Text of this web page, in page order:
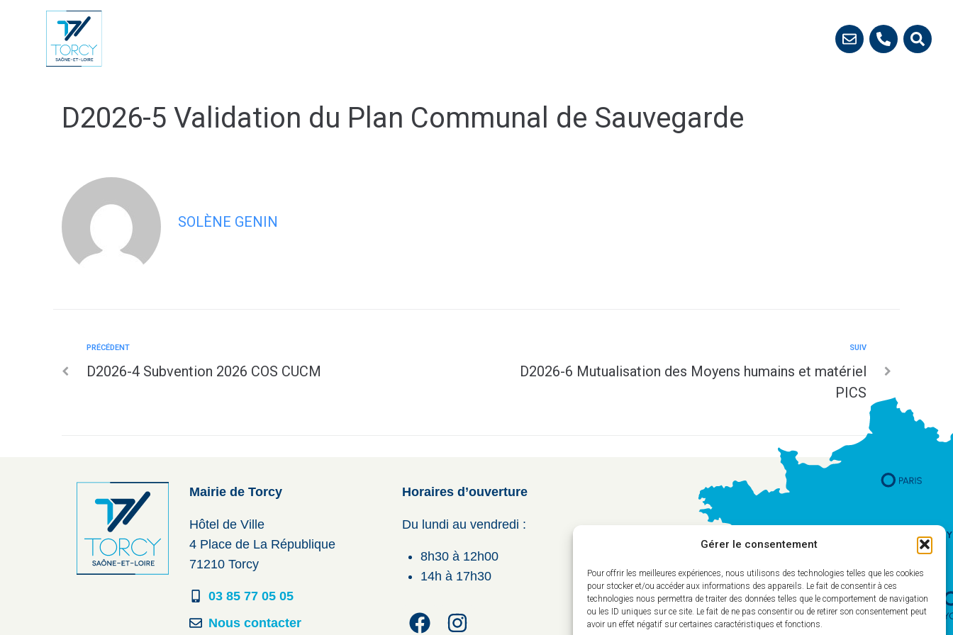
Gérer le consentement
Pour offrir les meilleures expériences, nous utilisons des technologies telles que les cookies
pour stocker et/ou accéder aux informations des appareils. Le fait de consentir à ces
technologies nous permettra de traiter des données telles que le comportement de navigation
ou les ID uniques sur ce site. Le fait de ne pas consentir ou de retirer son consentement peut
avoir un effet négatif sur certaines caractéristiques et fonctions.
D2026-5 Validation du Plan Communal de Sauvegarde
SOLÈNE GENIN
PRÉCÉDENT
D2026-4 Subvention 2026 COS CUCM
SUIV
D2026-6 Mutualisation des Moyens humains et matériel
PICS
Mairie de Torcy
Hôtel de Ville
4 Place de La République
71210 Torcy
03 85 77 05 05
Nous contacter
Horaires d’ouverture
Du lundi au vendredi :
8h30 à 12h00
14h à 17h30